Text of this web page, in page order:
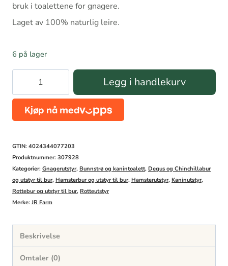
bruk i toalettene for gnagere.
Laget av 100% naturlig leire.
6 på lager
for
gnagertoalett
Jr
Farm
antall
Legg i handlekurv
GTIN: 4024344077203
Produktnummer: 307928
Kategorier: Gnagerutstyr, Bunnstrø og kanintoalett, Degus og Chinchillabur
og utstyr til bur, Hamsterbur og utstyr til bur, Hamsterutstyr, Kaninutstyr,
Rottebur og utstyr til bur, Rotteutstyr
Merke: JR Farm
Beskrivelse
Omtaler (0)